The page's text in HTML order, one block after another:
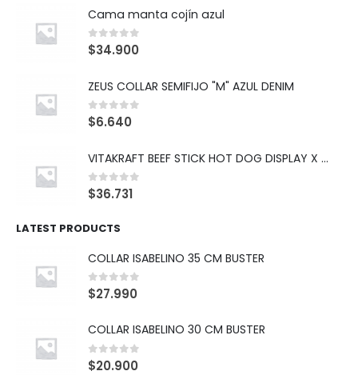
Cama manta cojín azul
0out of 5
$34.900
ZEUS COLLAR SEMIFIJO "M" AZUL DENIM
0out of 5
$6.640
VITAKRAFT BEEF STICK HOT DOG DISPLAY X 10
0out of 5
$36.731
LATEST PRODUCTS
COLLAR ISABELINO 35 CM BUSTER
0out of 5
$27.990
COLLAR ISABELINO 30 CM BUSTER
0out of 5
$20.900